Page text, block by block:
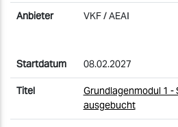
VKF / AEAI
08.02.2027
Grundlagenmodul 1 -
ausgebucht